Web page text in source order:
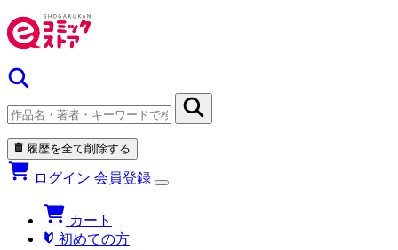
履歴を全て削除する
ログイン 会員登録
カート
初めての方